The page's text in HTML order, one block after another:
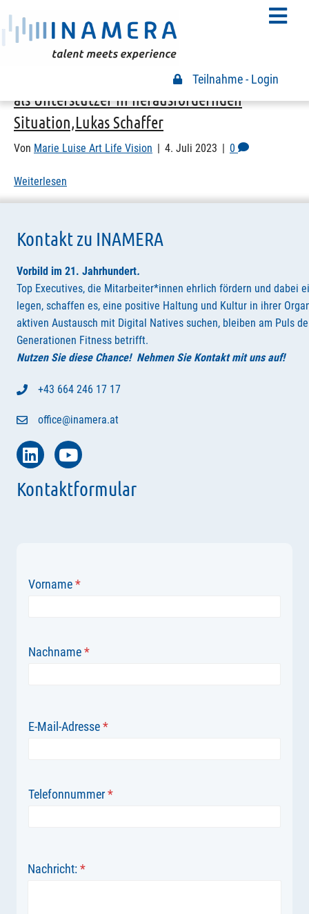
Teilnahme Login
Teilnahme - Login
Archiv für Juli 2023
INAMERA I WU EA Cross Mentoring Mentor
als Unterstützer in herausfordernden
Situation,Lukas Schaffer
Von Marie Luise Art Life Vision | 4. Juli 2023 | 0
Weiterlesen
Kontakt zu INAMERA
Vorbild im 21. Jahrhundert.
Top Executives, die Mitarbeiter*innen ehrlich fördern und dabei
legen, schaffen es, eine positive Haltung und Kultur in ihrer
aktiven Austausch mit Digital Natives suchen, bleiben am Puls
Generationen Fitness betrifft.
Nutzen Sie diese Chance! Nehmen Sie Kontakt mit uns auf!
+43 664 246 17 17
office@inamera.at
Kontaktformular
Vorname*
Nachname*
E-Mail-Adresse*
Telefonnummer*
Nachricht:*